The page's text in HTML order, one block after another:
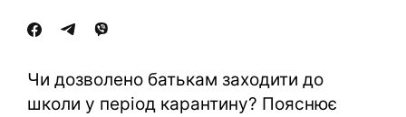
Чи дозволено батькам заходити до
школи у період карантину? Пояснює